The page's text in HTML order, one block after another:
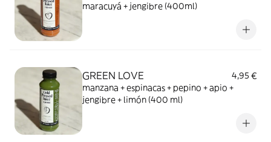
maracuyá + jengibre (400ml)
GREEN LOVE
4,95 €
manzana + espinacas + pepino + apio +
jengibre + limón (400 ml)